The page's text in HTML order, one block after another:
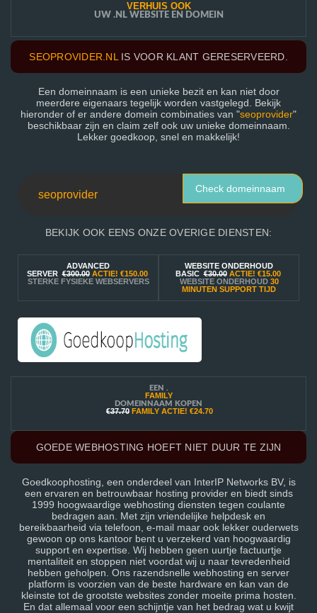
VERHUIS OOK
UW .NL WEBSITE EN DOMEIN
SEOPROVIDER.NL IS VOOR KLANT GERESERVEERD.
Een domeinnaam is een unieke bezit en kan niet door
meerdere eigenaars tegelijk worden vastgelegd. Bekijk
hieronder of er andere domein combinaties van "seoprovider"
beschikbaar zijn en claim zelf ook uw unieke domeinnaam.
Lekker goedkoop, snel en makkelijk!
Check domeinnaam
BEKIJK OOK EENS ONZE OVERIGE DIENSTEN:
ADVANCED
SERVER€300.00 ACTIE! €150.00
STERKE FYSIEKE WEBSERVERS
WEBSITE ONDERHOUD
BASIC€30.00 ACTIE! €15.00
WEBSITE ONDERHOUD 30
MINUTEN SUPPORT TIJD
EEN .
FAMILY
DOMEINNAAM KOPEN
€37.70 FAMILY ACTIE! €24.70
GOEDE WEBHOSTING HOEFT NIET DUUR TE ZIJN
Goedkoophosting, een onderdeel van InterIP Networks BV, is
een ervaren en betrouwbaar hosting provider en biedt sinds
1999 hoogwaardige webhosting diensten tegen coulante
bedragen aan. Met zijn vriendelijke helpdesk en
bereikbaarheid via telefoon, e-mail maar ook lekker ouderwets
gewoon op ons kantoor bent u verzekerd van hoogwaardig
support en expertise. Wij hebben geen uurtje factuurtje
mentaliteit en stoppen niet voordat wij u naar tevredenheid
hebben geholpen. Ons razendsnelle webhosting en server
platform is voorzien van de beste hardware en kan van de
kleinste tot de grootste websites zonder moeite prima hosten.
En dat allemaal voor een schijntje van het bedrag wat u kwijt